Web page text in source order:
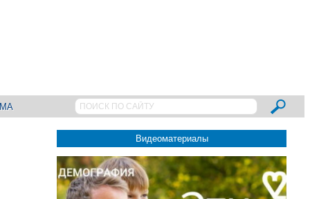
Видеоматериалы